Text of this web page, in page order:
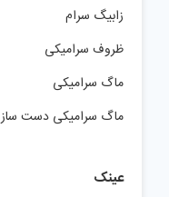
زابیگ سرام
ظروف سرامیکی
ماگ سرامیکی
ماگ سرامیکی دست ساز
عینک